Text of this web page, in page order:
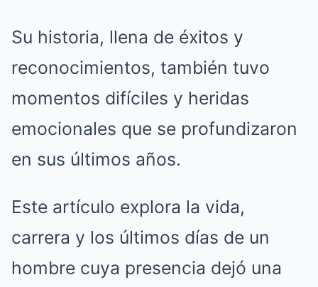
Su historia, llena de éxitos y
reconocimientos, también tuvo
momentos difíciles y heridas
emocionales que se profundizaron
en sus últimos años.
Este artículo explora la vida,
carrera y los últimos días de un
hombre cuya presencia dejó una